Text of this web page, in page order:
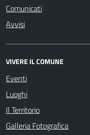
Comunicati
Avvisi
VIVERE IL COMUNE
Eventi
Luoghi
Il Territorio
Galleria Fotografica